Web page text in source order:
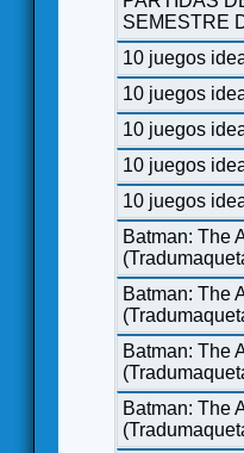
SEMESTRE
10 juegos
10 juegos
10 juegos
10 juegos
10 juegos
Batman: The
Batman: The
Batman: The
Batman: The